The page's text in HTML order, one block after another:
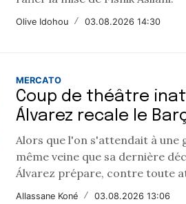
Olive Idohou / 03.08.2026 14:30
MERCATO
Coup de théâtre
Álvarez recale le
Alors que l'on s'attendait à une
même veine que sa dernière
Álvarez prépare, contre toute
Allassane Koné / 03.08.2026 13:06